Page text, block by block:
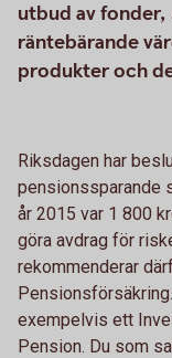
utbud av fonder,
räntebärande
produkter och
Riksdagen har
pensionssparande
år 2015 var 1 800
göra avdrag för
rekommenderar
exempelvis ett
Pension. Du som